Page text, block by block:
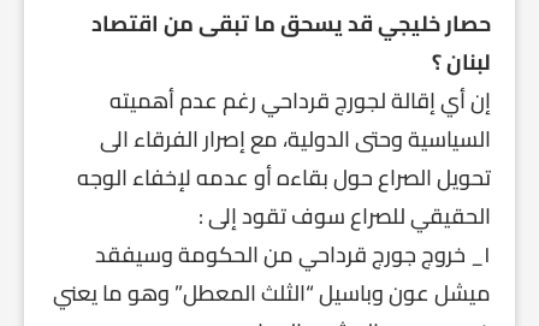
حصار خليجي قد يسحق ما تبقى من اقتصاد
لبنان ؟
إن أي إقالة لجورج قرداحي رغم عدم أهميته
السياسية وحتى الدولية، مع إصرار الفرقاء الى
تحويل الصراع حول بقاءه أو عدمه لإخفاء الوجه
الحقيقي للصراع سوف تقود إلى :
١_ خروج جورج قرداحي من الحكومة وسيفقد
ميشل عون وباسيل “الثلث المعطل” وهو ما يعني